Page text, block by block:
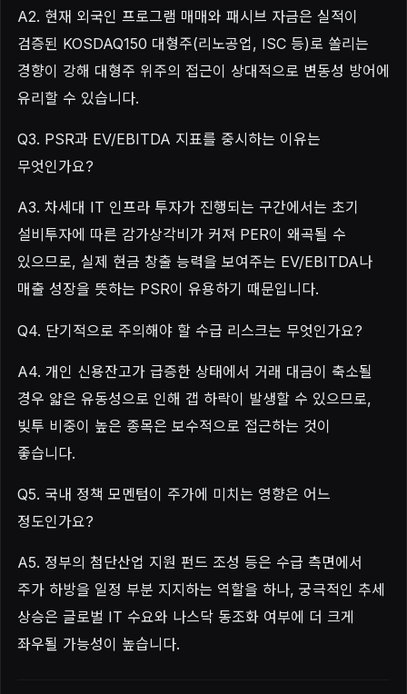
A2. 현재 외국인 프로그램 매매와 패시브 자금은 실적이
검증된 KOSDAQ150 대형주(리노공업, ISC 등)로 쏠리는
경향이 강해 대형주 위주의 접근이 상대적으로 변동성 방어에
유리할 수 있습니다.
Q3. PSR과 EV/EBITDA 지표를 중시하는 이유는
무엇인가요?
A3. 차세대 IT 인프라 투자가 진행되는 구간에서는 초기
설비투자에 따른 감가상각비가 커져 PER이 왜곡될 수
있으므로, 실제 현금 창출 능력을 보여주는 EV/EBITDA나
매출 성장을 뜻하는 PSR이 유용하기 때문입니다.
Q4. 단기적으로 주의해야 할 수급 리스크는 무엇인가요?
A4. 개인 신용잔고가 급증한 상태에서 거래 대금이 축소될
경우 얇은 유동성으로 인해 갭 하락이 발생할 수 있으므로,
빚투 비중이 높은 종목은 보수적으로 접근하는 것이
좋습니다.
Q5. 국내 정책 모멘텀이 주가에 미치는 영향은 어느
정도인가요?
A5. 정부의 첨단산업 지원 펀드 조성 등은 수급 측면에서
주가 하방을 일정 부분 지지하는 역할을 하나, 궁극적인 추세
상승은 글로벌 IT 수요와 나스닥 동조화 여부에 더 크게
좌우될 가능성이 높습니다.